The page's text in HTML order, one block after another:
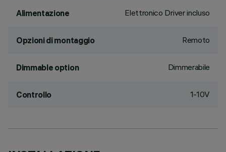
Alimentazione Elettronico Driver incluso
Opzioni di montaggio Remoto
Dimmable option Dimmerabile
Controllo 1-10V